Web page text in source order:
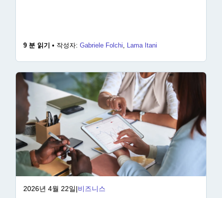
9 분 읽기 • 작성자: Gabriele Folchi, Lama Itani
2026년 4월 22일|비즈니스